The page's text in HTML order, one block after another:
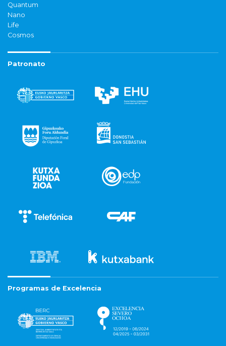
Quantum
Nano
Life
Cosmos
Patronato
Programas de Excelencia